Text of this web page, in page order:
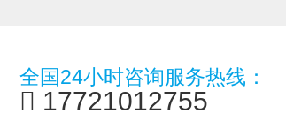
全国24小时咨询服务热线：
17721012755